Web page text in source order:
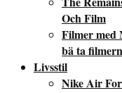
Och Film
Filmer med
bä ta
Livsstil
Nike Air